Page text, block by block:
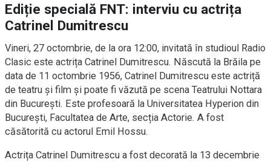
Ediție specială FNT: interviu cu actrița
Catrinel Dumitrescu
Vineri, 27 octombrie, de la ora 12:00, invitată în studioul Radio
Clasic este actrița Catrinel Dumitrescu. Născută la Brăila pe
data de 11 octombrie 1956, Catrinel Dumitrescu este actriță
de teatru și film și poate fi văzută pe scena Teatrului Nottara
din București. Este profesoară la Universitatea Hyperion din
București, Facultatea de Arte, secția Actorie. A fost
căsătorită cu actorul Emil Hossu.
Actrița Catrinel Dumitrescu a fost decorată la 13 decembrie